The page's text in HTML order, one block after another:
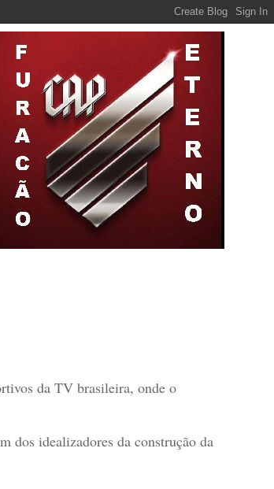
da TV brasileira, onde o
dos idealizadores da construção da